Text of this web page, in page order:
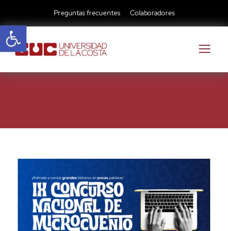
Abrir barra de herramientas
Preguntas frecuentes Colaboradores